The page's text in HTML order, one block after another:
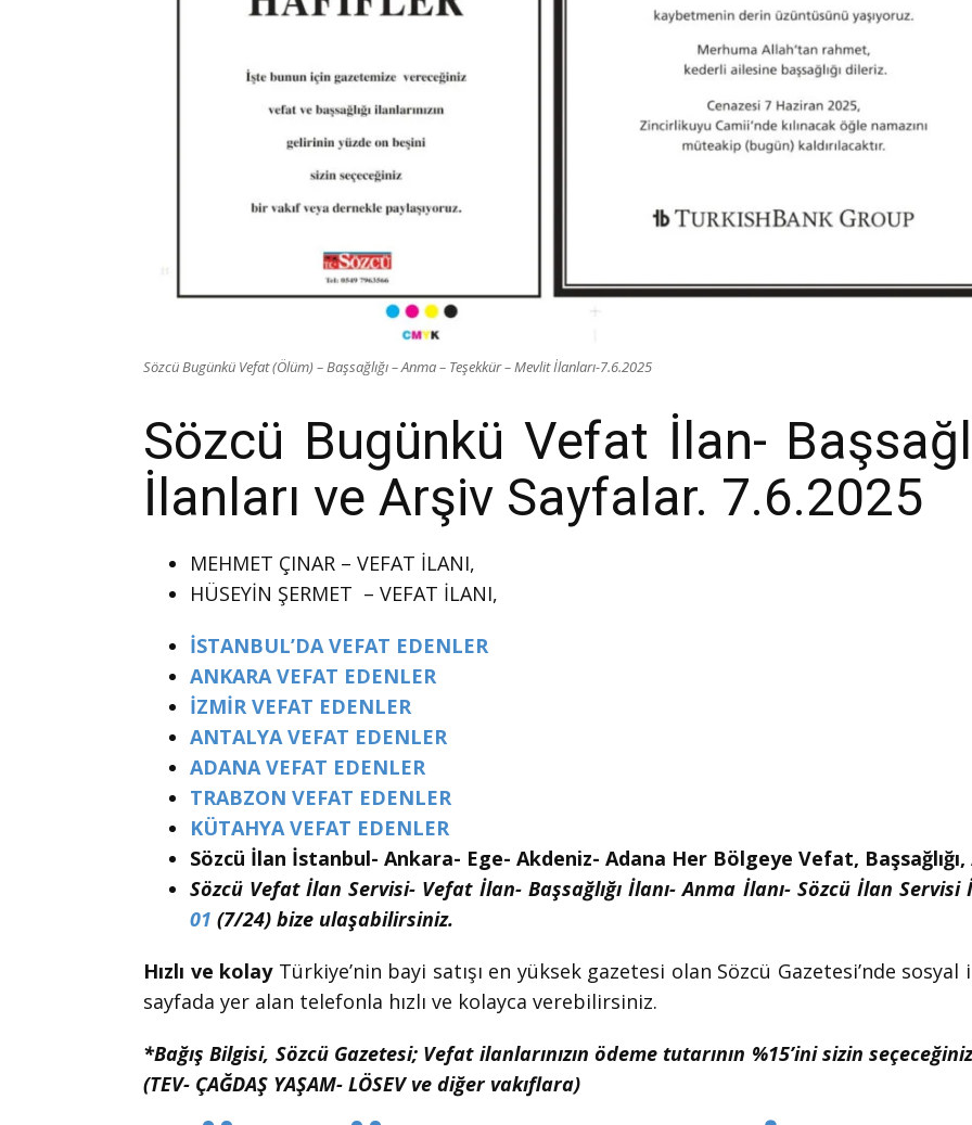
Sözcü Bugünkü Vefat (Ölüm) – Başsağlığı – Anma – Teşekkür – Mevlit İlanları-7.6.2025
Sözcü Bugünkü Vefat İlan-
İlanları ve Arşiv Sayfalar. 7.6.2025
MEHMET ÇINAR – VEFAT İLANI,
HÜSEYİN ŞERMET – VEFAT İLANI,
İSTANBUL’DA VEFAT EDENLER
ANKARA VEFAT EDENLER
İZMİR VEFAT EDENLER
ANTALYA VEFAT EDENLER
ADANA VEFAT EDENLER
TRABZON VEFAT EDENLER
KÜTAHYA VEFAT EDENLER
Sözcü İlan İstanbul- Ankara- Ege- Akdeniz- Adana Her Bölgeye Vefat,
Sözcü Vefat İlan Servisi- Vefat İlan- Başsağlığı İlanı- Anma İlanı- Sözcü İlan
01 (7/24) bize ulaşabilirsiniz.
Hızlı ve kolayTürkiye’nin bayi satışı en yüksek gazetesi olan Sözcü Gazetesi’nde sosyal
sayfada yer alan telefonla hızlı ve kolayca verebilirsiniz.
*Bağış Bilgisi, Sözcü Gazetesi; Vefat ilanlarınızın ödeme tutarının %15’ini sizin
(TEV- ÇAĞDAŞ YAŞAM- LÖSEV ve diğer vakıflara)